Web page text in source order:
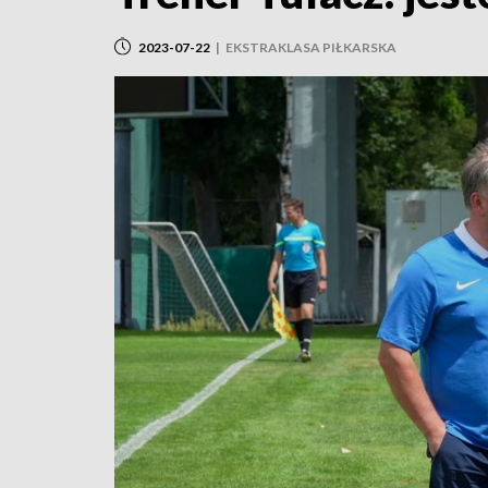
2023-07-22 | EKSTRAKLASA PIŁKARSKA